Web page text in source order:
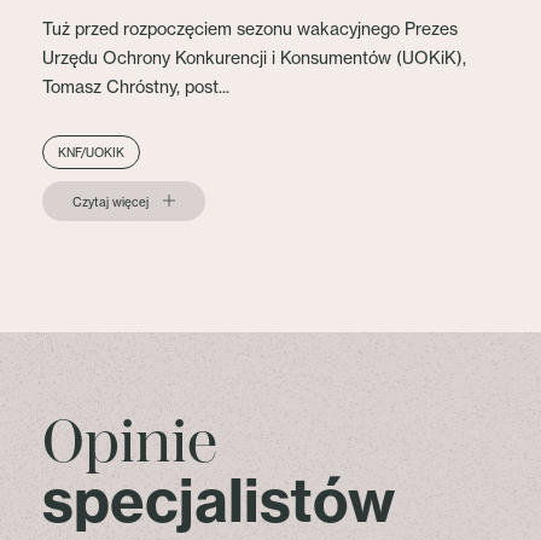
Tuż przed rozpoczęciem sezonu wakacyjnego Prezes
Urzędu Ochrony Konkurencji i Konsumentów (UOKiK),
Tomasz Chróstny, post...
KNF/UOKIK
Czytaj więcej
Opinie
specjalistów